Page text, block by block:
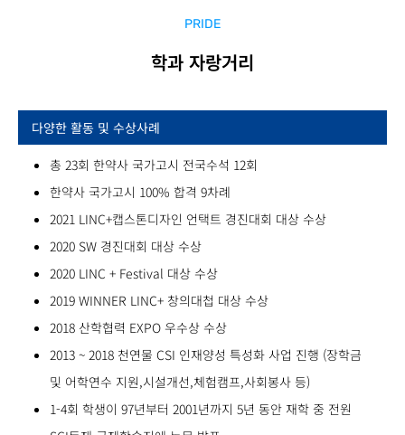
PRIDE
학과 자랑거리
다양한 활동 및 수상사례
총 23회 한약사 국가고시 전국수석 12회
한약사 국가고시 100% 합격 9차례
2021 LINC+캡스톤디자인 언택트 경진대회 대상 수상
2020 SW 경진대회 대상 수상
2020 LINC + Festival 대상 수상
2019 WINNER LINC+ 창의대첩 대상 수상
2018 산학협력 EXPO 우수상 수상
2013 ~ 2018 천연물 CSI 인재양성 특성화 사업 진행 (장학금
및 어학연수 지원,시설개선,체험캠프,사회봉사 등)
1-4회 학생이 97년부터 2001년까지 5년 동안 재학 중 전원